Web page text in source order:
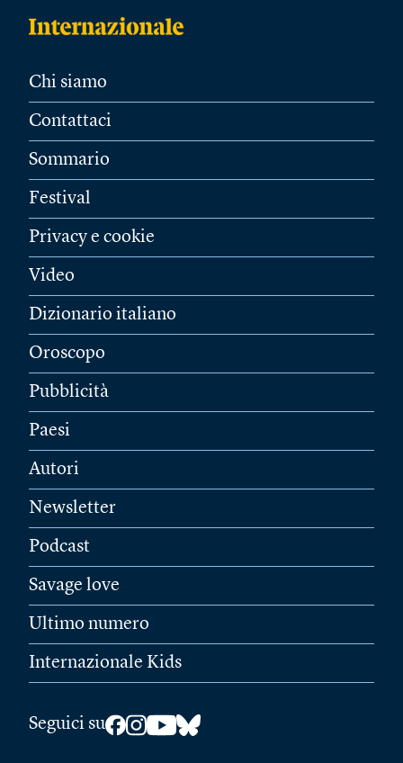
Chi siamo
Contattaci
Sommario
Festival
Privacy e cookie
Video
Dizionario italiano
Oroscopo
Pubblicità
Paesi
Autori
Newsletter
Podcast
Savage love
Ultimo numero
Internazionale Kids
Seguici su